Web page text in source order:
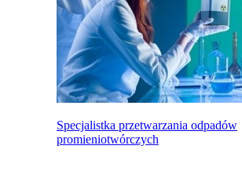
Specjalistka przetwarzania odpadów
promieniotwórczych